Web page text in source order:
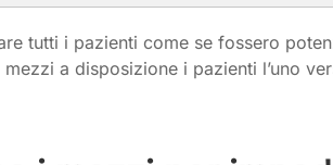
tutti i pazienti come se fossero
a disposizione i pazienti l’uno